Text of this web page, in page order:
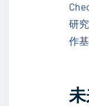
研
作